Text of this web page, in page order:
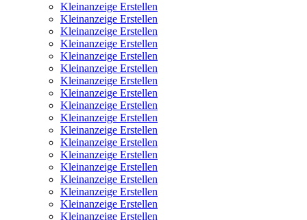
Kleinanzeige Erstellen
Kleinanzeige Erstellen
Kleinanzeige Erstellen
Kleinanzeige Erstellen
Kleinanzeige Erstellen
Kleinanzeige Erstellen
Kleinanzeige Erstellen
Kleinanzeige Erstellen
Kleinanzeige Erstellen
Kleinanzeige Erstellen
Kleinanzeige Erstellen
Kleinanzeige Erstellen
Kleinanzeige Erstellen
Kleinanzeige Erstellen
Kleinanzeige Erstellen
Kleinanzeige Erstellen
Kleinanzeige Erstellen
Kleinanzeige Erstellen